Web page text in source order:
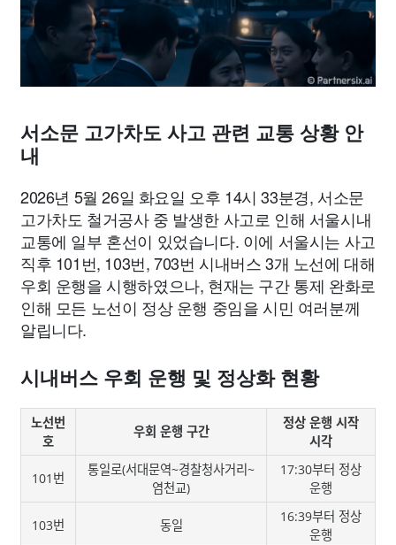
서소문 고가차도 사고 관련 교통 상황 안
내
2026년 5월 26일 화요일 오후 14시 33분경, 서소문
고가차도 철거공사 중 발생한 사고로 인해 서울시내
교통에 일부 혼선이 있었습니다. 이에 서울시는 사고
직후 101번, 103번, 703번 시내버스 3개 노선에 대해
우회 운행을 시행하였으나, 현재는 구간 통제 완화로
인해 모든 노선이 정상 운행 중임을 시민 여러분께
알립니다.
시내버스 우회 운행 및 정상화 현황
노선번
호
우회 운행 구간
정상 운행 시작
시각
101번
통일로(서대문역~경찰청사거리~
염천교)
17:30부터 정상
운행
103번 동일
16:39부터 정상
운행